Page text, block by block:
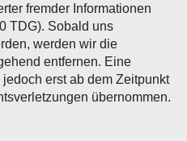
fremder Informationen
TDG). Sobald uns
werden wir die
entfernen. Eine
erst ab dem Zeitpunkt
übernommen.